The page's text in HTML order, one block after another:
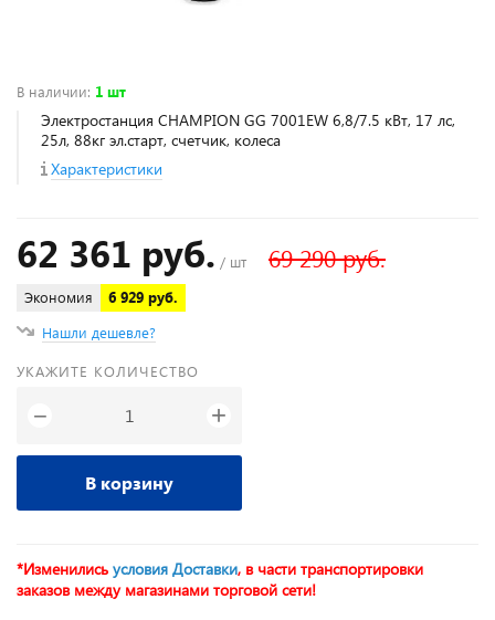
В наличии: 1 шт
Электростанция CHAMPION GG 7001EW 6,8/7.5 кВт, 17 лс,
25л, 88кг эл.старт, счетчик, колеса
Характеристики
62 361 руб. / шт 69 290 руб.
Экономия
6 929 руб.
Нашли дешевле?
УКАЖИТЕ КОЛИЧЕСТВО
− +
В корзину
*Изменились условия Доставки, в части транспортировки
заказов между магазинами торговой сети!